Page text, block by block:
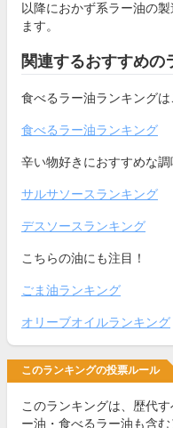
以降におかず系ラー油の
ます。
関連するおすすめの
食べるラー油ランキングは
食べるラー油ランキング
辛い物好きにおすすめな調
サルサソースランキング
デスソースランキング
こちらの油にも注目！
ごま油ランキング
オリーブオイルランキング
このランキングの投票ルール
このランキングは、歴代
ー油・食べるラー油も含